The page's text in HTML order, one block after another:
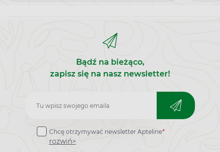
Bądź na bieżąco,
zapisz się na nasz newsletter!
Zapisz
do
newslettera
Chcę otrzymywać newsletter Apteline*
rozwiń>